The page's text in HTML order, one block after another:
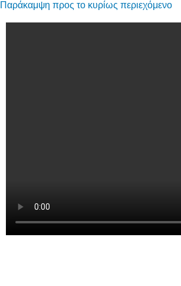
Παράκαμψη προς το κυρίως περιεχόμενο